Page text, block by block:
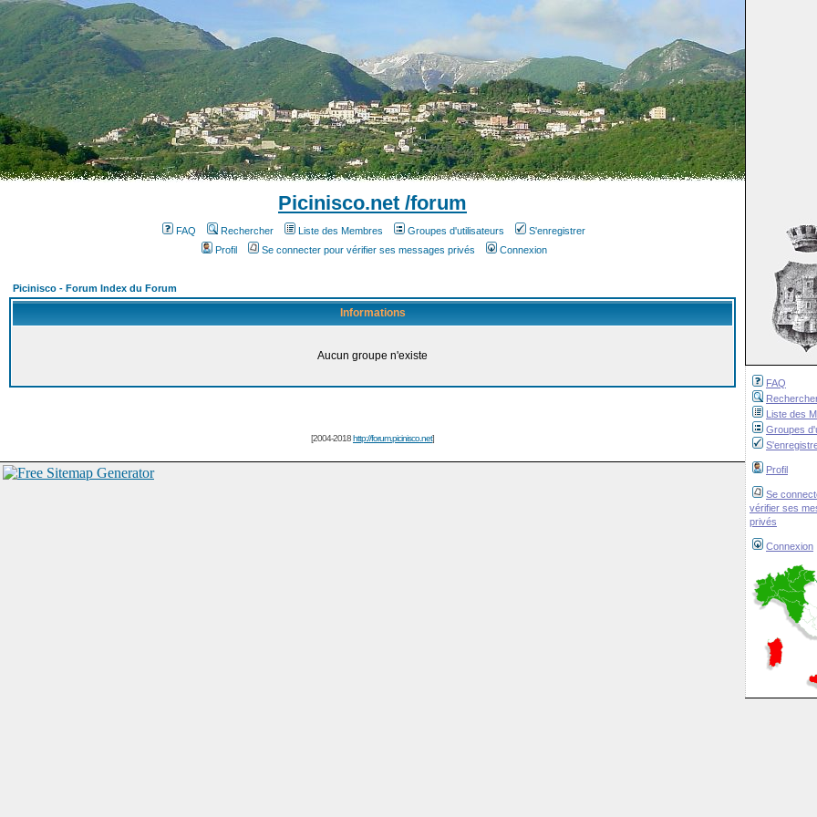
FAQ
Liste des
Groupes
Profil
Se
vérifier ses
privés
Connexion
Picinisco.net /forum
FAQ Rechercher Liste des Membres Groupes d'utilisateurs
S'enregistrer
Profil
Se connecter pour vérifier ses messages privés Connexion
Picinisco - Forum Index du Forum
Informations
Aucun groupe n'existe
[2004-2018http://forum.picinisco.net]